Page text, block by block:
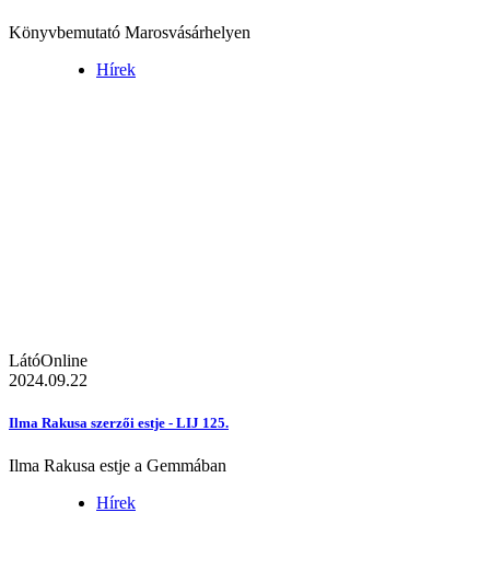
Könyvbemutató Marosvásárhelyen
Hírek
LátóOnline
2024.09.22
Ilma Rakusa szerzői estje - LIJ 125.
Ilma Rakusa estje a Gemmában
Hírek